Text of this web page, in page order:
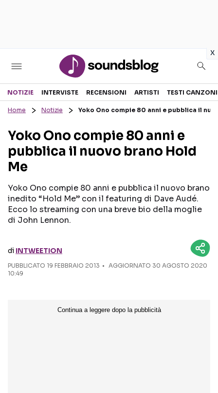
x
Sezioni
RECENSIONI MUSICALI
INTERVISTE
GOSSIP E CURIOSITÀ
TESTI CANZONI
TOUR ED EVENTI
NOTIZIE INTERVISTE RECENSIONI ARTISTI TESTI CANZONI
Home Notizie Yoko Ono compie 80 anni e pubblica il
Yoko Ono compie 80 anni e
pubblica il nuovo brano Hold
Me
Yoko Ono compie 80 anni e pubblica il nuovo brano
inedito “Hold Me” con il featuring di Dave Audé.
Ecco lo streaming con una breve bio della moglie
di John Lennon.
di INTWEETION
PUBBLICATO 19 FEBBRAIO 2013
AGGIORNATO 30 AGOSTO 2020
10:49